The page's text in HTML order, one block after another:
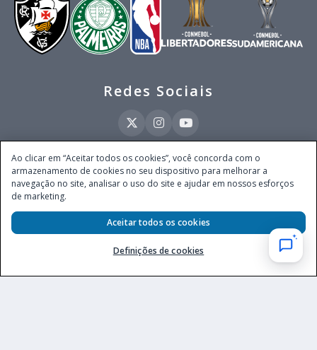
Redes Sociais
Este site é operado pela Ventmear Brasil LTDA (CNPJ 52.868.380/0001-84), com
endereço na Avenida Brigadeiro Faria Lima, nº 4.055, 3º andar, Itaim Bibi, no
Município de São Paulo, Estado de São Paulo, CEP 04538-133, Brasil - empresa
Secretaria de Prêmios e Apostas do Ministério da Fazenda, conforme Portaria nº
247, de 07.02.2025, publicada no DOU em 11.2.2025.
Ao clicar em “Aceitar todos os cookies”, você concorda com o
armazenamento de cookies no seu dispositivo para melhorar a
navegação no site, analisar o uso do site e ajudar em nossos esforços
de marketing.
Definições de cookies
Aceitar todos os cookies